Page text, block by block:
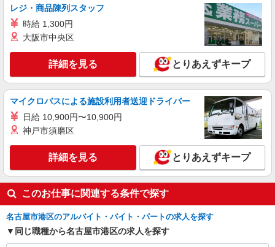
レジ・商品陳列スタッフ
時給 1,300円
大阪市中央区
詳細を見る とりあえずキープ
マイクロバスによる施設利用者送迎ドライバー
日給 10,900円〜10,900円
神戸市須磨区
詳細を見る とりあえずキープ
このお仕事に関連する条件で探す
名古屋市港区のアルバイト・バイト・パートの求人を探す
同じ職種から名古屋市港区の求人を探す